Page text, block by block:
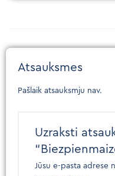
Atsauksmes
Pašlaik atsauksmju nav.
Uzraksti
Jūsu e-pasta adrese